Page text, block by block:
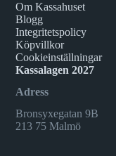
Om Kassahuset
Blogg
Integritetspolicy
Köpvillkor
Cookieinställningar
Kassalagen 2027
Adress
Bronsyxegatan 9B
213 75 Malmö